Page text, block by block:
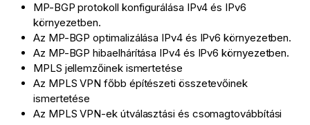
MP-BGP protokoll konfigurálása IPv4 és IPv6
környezetben.
Az MP-BGP optimalizálása IPv4 és IPv6 környezetben.
Az MP-BGP hibaelhárítása IPv4 és IPv6 környezetben.
MPLS jellemzőinek ismertetése
Az MPLS VPN főbb építészeti összetevőinek
ismertetése
Az MPLS VPN-ek útválasztási és csomagtovábbítási